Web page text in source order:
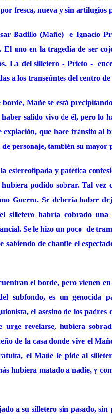
fresca, nueva y sin artilugios
Badillo (Mañe)
e Ignacio
El uno en la tragedia de ser
La del silletero - Prieto -
a los transeúntes del centro
borde, Mañe se está
salido vivo de él, pero lo
que hace tránsito al
personaje, también su mayor
estereotipada y patética
podido sobrar. Tal vez
Guerra. Se debería haber
silletero habría cobrado
Se le hizo un poco de
sabiendo de chanfle el
el borde, pero vienen
subfondo, es un genocida
el asesino de los
urge revelarse, hubiera
de la casa donde vive el
el Mañe le pide al
hubiera matado a nadie, y
a su silletero sin pasado, sin